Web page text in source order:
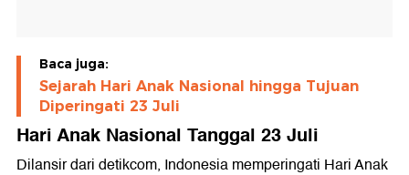
Baca juga:
Sejarah Hari Anak Nasional hingga Tujuan
Diperingati 23 Juli
Hari Anak Nasional Tanggal 23 Juli
Dilansir dari detikcom, Indonesia memperingati Hari Anak